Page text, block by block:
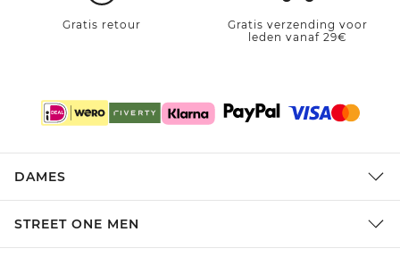
Gratis retour
Gratis verzending voor
leden vanaf 29€
DAMES
STREET ONE MEN